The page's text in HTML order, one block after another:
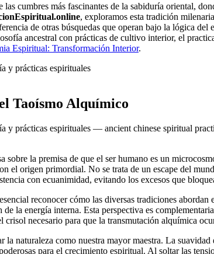
cumbres más fascinantes de la sabiduría oriental,
, exploramos esta tradición
de otras búsquedas que operan bajo la lógica
ancestral con prácticas de cultivo interior, el
Espiritual: Transformación Interior.
Taoísmo Alquímico
sobre la premisa de que el ser humano es un
el origen primordial. No se trata de un escape del
con ecuanimidad, evitando los excesos que
reconocer cómo las diversas tradiciones
la energía interna. Esta perspectiva es
crisol necesario para que la transmutación alquímica
la naturaleza como nuestra mayor maestra. La
para el crecimiento espiritual. Al soltar las